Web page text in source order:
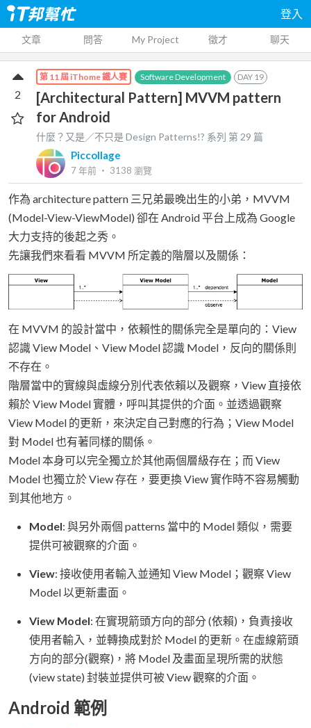
登入
文章 問答 My Project 徵才 聊天
第 11 屆 iThome 鐵人賽 Software Development DAY 19
[Architectural Pattern] MVVM pattern
for Android
什麼？又是／不只是 Design Patterns!? 系列 第29 篇
Piccollage
7 年前 ‧ 3138 瀏覽
2
作為 architecture pattern 三兄弟最晚出生的小弟，MVVM
(Model-View-ViewModel) 卻在 Android 平台上成為 Google
大力支持的後起之秀。
先讓我們來看看 MVVM 所定義的階層以及關係：
在 MVVM 的設計當中，依賴性的關係完全是單向的：View
認識 View Model、View Model 認識 Model，反向的關係則
不存在。
階層當中的實線與虛線分別代表依賴以及觀察，View 直接依
賴於 View Model 實體，呼叫其提供的介面。並透過觀察
View Model 的更新，來決定自己對應的行為；View Model
對 Model 也有著同樣的關係。
Model 本身可以完全獨立於其他兩個層級存在；而 View
Model 也獨立於 View 存在，要更換 View 實作時不容易觸動
到其他地方。
Model: 與另外兩個 patterns 當中的 Model 類似，需要
提供可被觀察的介面。
View: 接收使用者輸入並通知 View Model；觀察 View
Model 以更新畫面。
View Model: 在實現箭頭方向的部分 (依賴)，負責接收
使用者輸入，並轉換成對於 Model 的更新。在虛線箭頭
方向的部分(觀察)，將 Model 及畫面呈現所需的狀態
(view state) 封裝並提供可被 View 觀察的介面。
Android 範例